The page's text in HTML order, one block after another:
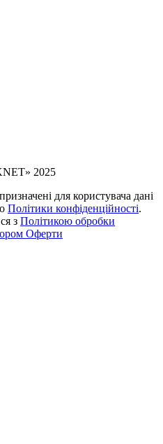
2025
для користувача дані
Політики конфіденційності.
з Політикою обробки
Оферти